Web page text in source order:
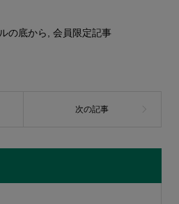
の底から 会員限定記事